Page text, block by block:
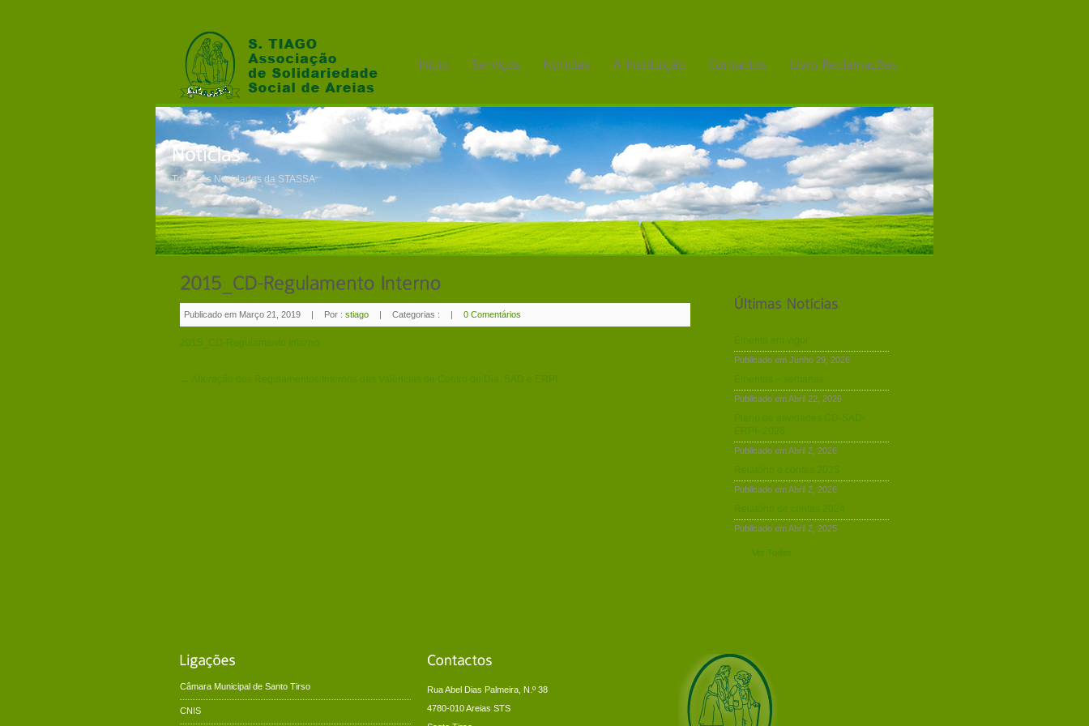
Todas as Novidades da STASSA
Publicado em Março 21, 2019 | Por : stiago | Categorias : | 0 Comentários
2015_CD-Regulamento Interno
← Alteração dos Regulamentos Internos das Valências de Centro de Dia, SAD e ERPI
Publicado em Junho 29, 2026
Publicado em Abril 22, 2026
Publicado em Abril 2, 2026
Relatório e contas 2025
Publicado em Abril 2, 2026
Publicado em Abril 2, 2025
Ver Todas
Câmara Municipal de Santo Tirso
CNIS
Rua Abel Dias Palmeira, N.º 38
4780-010 Areias STS